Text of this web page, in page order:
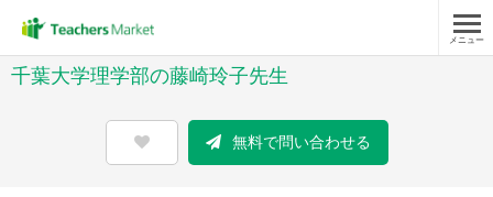
メニュー
千葉大学理学部の藤崎玲子先生
無料で問い合わせる